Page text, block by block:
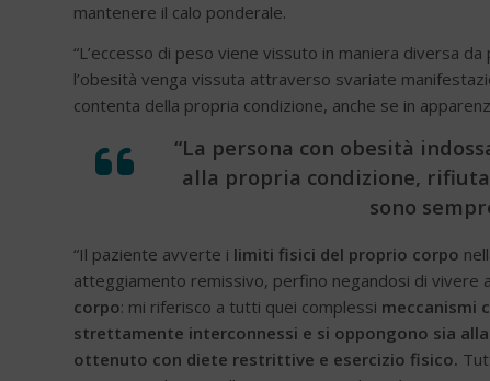
mantenere il calo ponderale.
“L’eccesso di peso viene vissuto in maniera diversa
l’obesità venga vissuta attraverso svariate
contenta della propria condizione, anche se in
“La persona con obesità
alla propria condizione,
sono
“Il paziente avverte i limiti fisici del proprio corpo
atteggiamento remissivo, perfino negandosi di vivere
corpo: mi riferisco a tutti quei complessi meccanismi
strettamente interconnessi e si oppongono sia
ottenuto con diete restrittive e esercizio fisico.